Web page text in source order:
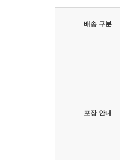
배송 구분
포장 안내